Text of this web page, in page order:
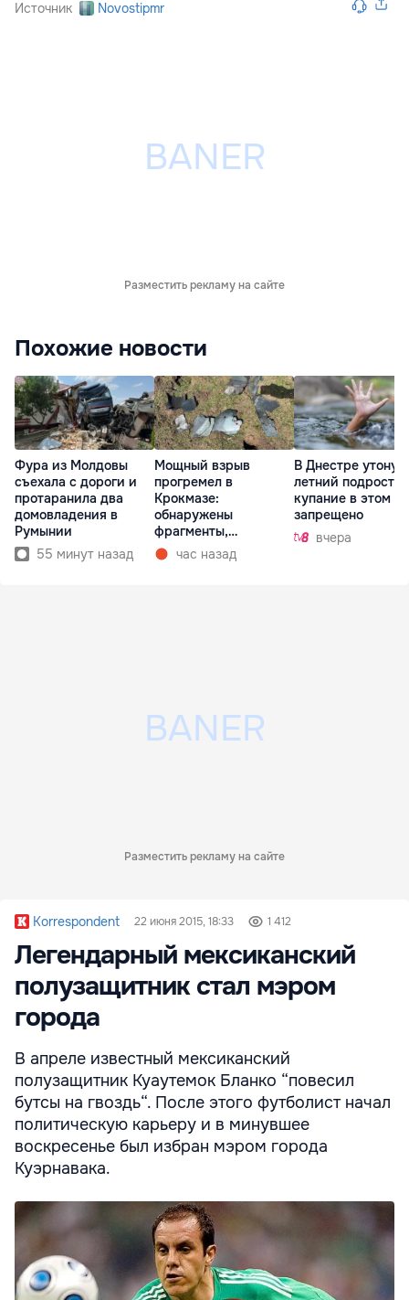
Источник Novostipmr
Разместить рекламу на сайте
Похожие новости
Фура из Молдовы
съехала с дороги и
протаранила два
домовладения в
Румынии
55 минут назад
Мощный взрыв
прогремел в
Крокмазе:
обнаружены
фрагменты,
предположительно,
дрона
час назад
В Днестре утонул
летний
купание в этом
запрещено
вчера
Разместить рекламу на сайте
Korrespondent 22 июня 2015, 18:33 1 412
Легендарный мексиканский
полузащитник стал мэром
города
В апреле известный мексиканский
полузащитник Куаутемок Бланко “повесил
бутсы на гвоздь“. После этого футболист начал
политическую карьеру и в минувшее
воскресенье был избран мэром города
Куэрнавака.